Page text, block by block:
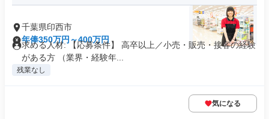
千葉県印西市
年俸350万円～400万円
求める人材: 【応募条件】 高卒以上／小売・販売・接客の経験
がある方 （業界・経験年...
残業なし
気になる